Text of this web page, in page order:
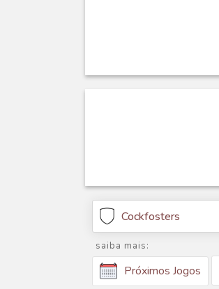
Cockfosters
saiba mais:
Próximos Jogos